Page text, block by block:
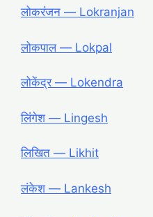
लोकरंजन ― Lokranjan
लोकपाल ― Lokpal
लोकेंद्र ― Lokendra
लिंगेश ― Lingesh
लिखित ― Likhit
लंकेश ― Lankesh